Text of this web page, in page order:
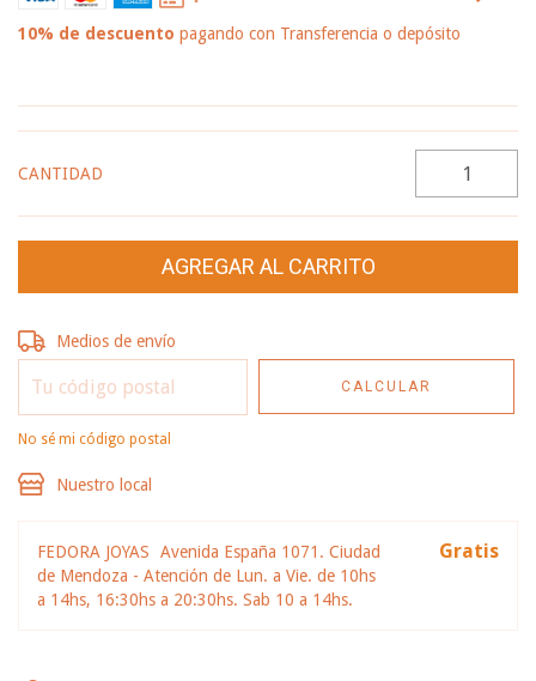
10% de descuento pagando con Transferencia o depósito
CANTIDAD
Entregas para el CP:
Medios de envío
CALCULAR
No sé mi código postal
Nuestro local
FEDORA JOYAS
Avenida España 1071. Ciudad
de Mendoza - Atención de Lun. a Vie. de 10hs
a 14hs, 16:30hs a 20:30hs. Sab 10 a 14hs.
Gratis